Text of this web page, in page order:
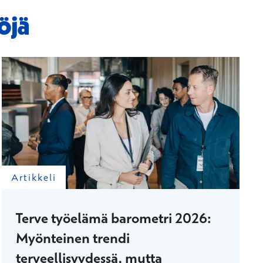
Artikkeli
Terve työelämä barometri 2026:
Myönteinen trendi
terveellisyydessä, mutta